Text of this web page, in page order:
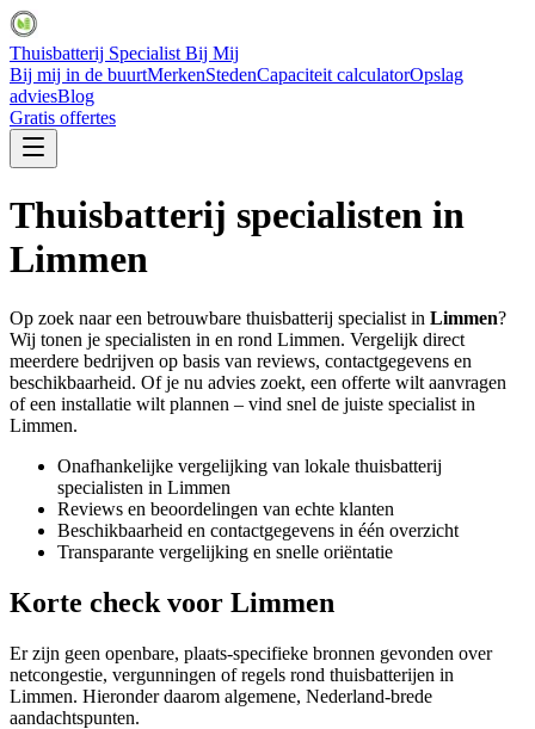
Thuisbatterij Specialist Bij Mij
Bij mij in de buurtMerkenStedenCapaciteit calculatorOpslag
adviesBlog
Gratis offertes
Thuisbatterij specialisten in
Limmen
Op zoek naar een betrouwbare thuisbatterij specialist in Limmen?
Wij tonen je specialisten in en rond Limmen. Vergelijk direct
meerdere bedrijven op basis van reviews, contactgegevens en
beschikbaarheid. Of je nu advies zoekt, een offerte wilt aanvragen
of een installatie wilt plannen – vind snel de juiste specialist in
Limmen.
Onafhankelijke vergelijking van lokale thuisbatterij
specialisten in Limmen
Reviews en beoordelingen van echte klanten
Beschikbaarheid en contactgegevens in één overzicht
Transparante vergelijking en snelle oriëntatie
Korte check voor Limmen
Er zijn geen openbare, plaats-specifieke bronnen gevonden over
netcongestie, vergunningen of regels rond thuisbatterijen in
Limmen. Hieronder daarom algemene, Nederland-brede
aandachtspunten.